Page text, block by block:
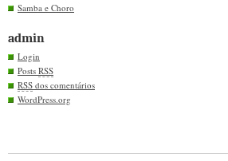
Samba e Choro
admin
Login
Posts RSS
RSS dos comentários
WordPress.org